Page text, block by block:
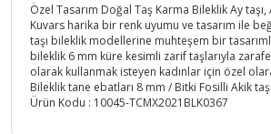
Özel Tasarım Doğal Taş Karma Bileklik Ay
Kuvars harika bir renk uyumu ve tasarım ile
taşı bileklik modellerine muhteşem bir
bileklik 6 mm küre kesimli zarif taşlarıyla
olarak kullanmak isteyen kadınlar için özel
Bileklik tane ebatları 8 mm / Bitki Fosilli Akik
Ürün Kodu : 10045-TCMX2021BLK0367